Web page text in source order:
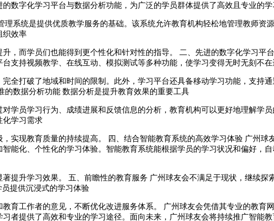
数字化学习平台与数据分析功能，为广泛的学员群体提供了高效且专业的
系统是提供优质教学服务的基础。该系统允许教育机构轻松地管理教师资
织效率
，而学员们也能得到更个性化和针对性的指导。 二、先进的数字化学习平
支持视频教学、在线互动、模拟测试等多种功能，使学习变得无时无刻不
全打破了地域和时间的限制。此外，学习平台还具备移动学习功能，支持
数据分析功能 数据分析是提升教育效果的重要工具
学员学习行为、成绩进展和反馈信息的分析，教育机构可以更好地理解学
化学习需求
实现教育质量的持续提高。 四、结合智能教育系统的高效学习体验 广州球
能化、个性化的学习体验。智能教育系统能根据学员的学习状况和偏好，
提升学习效果。 五、前瞻性的教育服务 广州球友会不满足于现状，继续探
提供沉浸式的学习体验
育工作者的意见，不断优化改进服务体系。 广州球友会凭借其专业的教育
者提供了高效和专业的学习途径。面向未来，广州球友会将持续推广智能